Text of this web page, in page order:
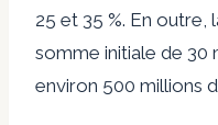
25 et 35 %. En outre,
somme initiale de 30
environ 500 millions